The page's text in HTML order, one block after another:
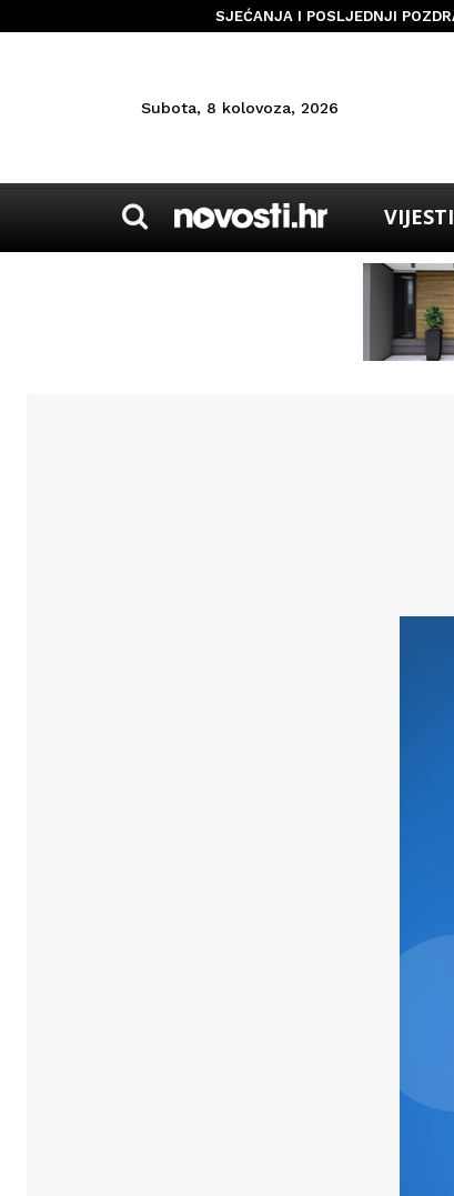
SJEĆANJA I POSLJEDNJI
Subota, 8 kolovoza, 2026
VIJESTI